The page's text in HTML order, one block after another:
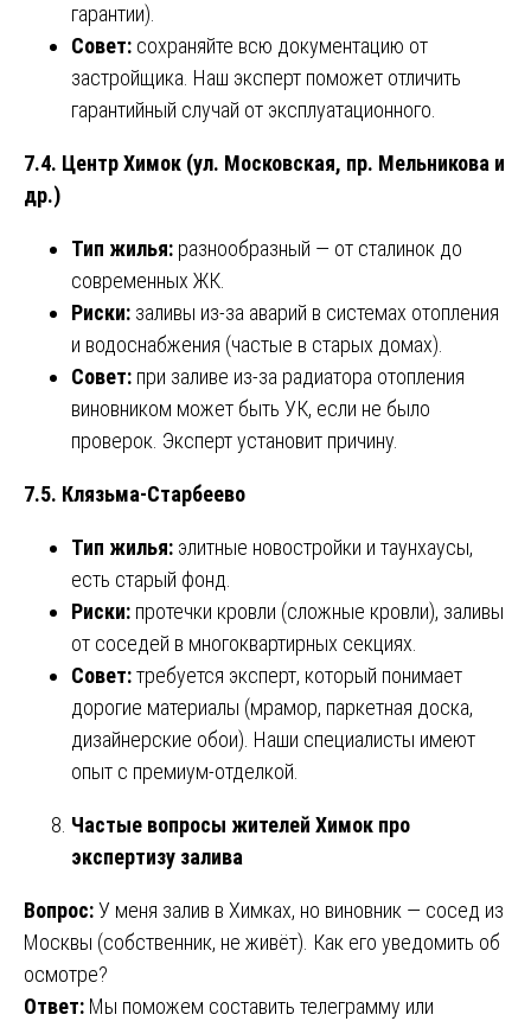
гарантии).
Совет: сохраняйте всю документацию от
застройщика. Наш эксперт поможет отличить
гарантийный случай от эксплуатационного.
7.4. Центр Химок (ул. Московская, пр. Мельникова и
др.)
Тип жилья: разнообразный — от сталинок до
современных ЖК.
Риски: заливы из-за аварий в системах отопления
и водоснабжения (частые в старых домах).
Совет: при заливе из-за радиатора отопления
виновником может быть УК, если не было
проверок. Эксперт установит причину.
7.5. Клязьма-Старбеево
Тип жилья: элитные новостройки и таунхаусы,
есть старый фонд.
Риски: протечки кровли (сложные кровли), заливы
от соседей в многоквартирных секциях.
Совет:требуется эксперт, который понимает
дорогие материалы (мрамор, паркетная доска,
дизайнерские обои). Наши специалисты имеют
опыт с премиум-отделкой.
Частые вопросы жителей Химок про
экспертизу залива
Вопрос:У меня залив в Химках, но виновник — сосед из
Москвы (собственник, не живёт). Как его уведомить об
осмотре?
Ответ: Мы поможем составить телеграмму или